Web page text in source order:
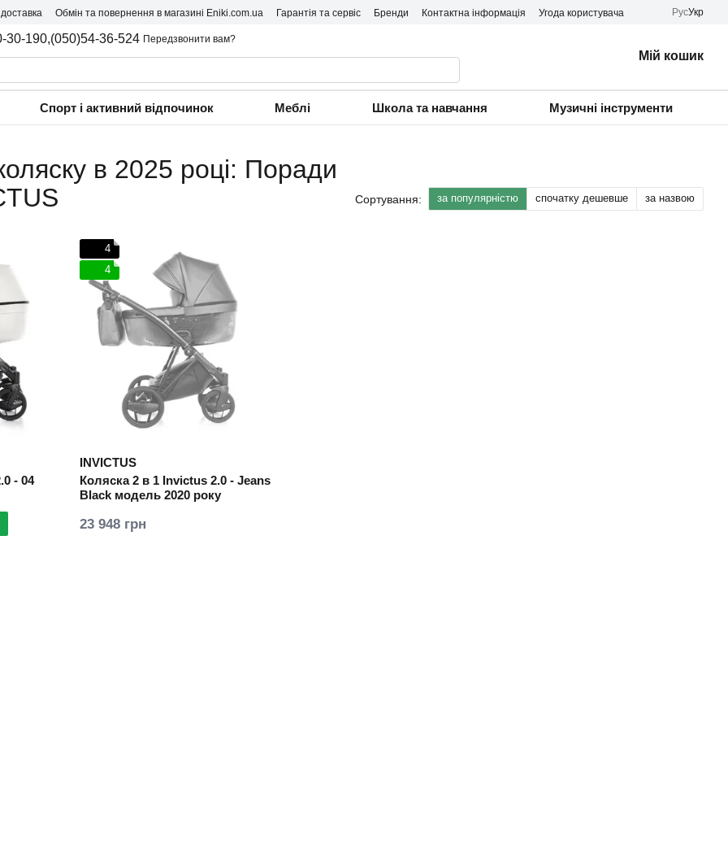
Обмін та повернення в магазині Eniki.com.ua Гарантія та сервіс Бренди Контактна інформація Угода користувача РусУкр
30-190,(050)54-36-524 Передзвонити вам?
Мій кошик
Спорт і активний відпочинок Меблі Школа та навчання Музичні інструменти
в 2025 році: Поради
Сортування: за популярністю спочатку дешевше за назвою
- 04
4
4
INVICTUS
Коляска 2 в 1 Invictus 2.0 - Jeans
Black модель 2020 року
23 948 грн